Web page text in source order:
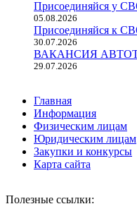
Присоединяйся у
05.08.2026
Присоединяйся к
30.07.2026
ВАКАНСИЯ
29.07.2026
Главная
Информация
Физическим лицам
Юридическим лицам
Закупки и конкурсы
Карта сайта
Полезные ссылки: